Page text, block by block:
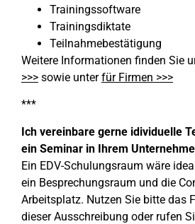
Trainingssoftware
Trainingsdiktate
Teilnahmebestätigung
Weitere Informationen finden Sie
>>> sowie unterfür Firmen >>>
***
Ich vereinbare gerne idividuelle
ein Seminar in Ihrem
Ein EDV-Schulungsraum wäre
ein Besprechungsraum und die
Arbeitsplatz. Nutzen Sie bitte das
dieser Ausschreibung oder rufen